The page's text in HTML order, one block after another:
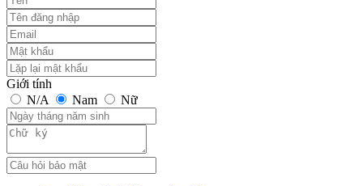
Giới tính
N/A
Nam Nữ